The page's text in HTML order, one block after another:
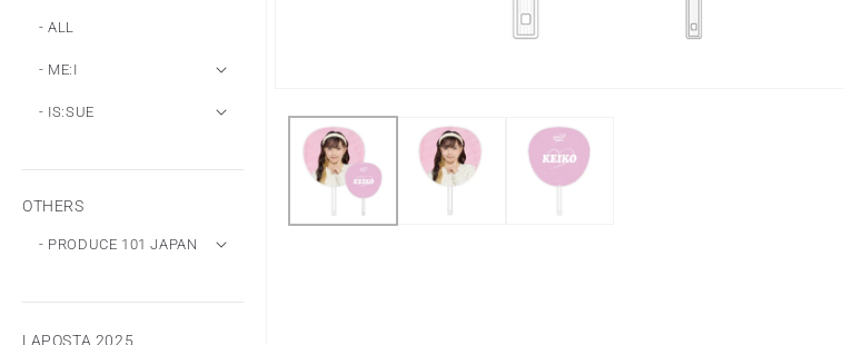
- ALL
- ME:I
- IS:SUE
OTHERS
- PRODUCE 101 JAPAN
LAPOSTA 2025
ー